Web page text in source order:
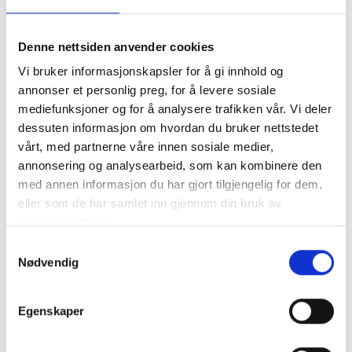
Denne nettsiden anvender cookies
Vi bruker informasjonskapsler for å gi innhold og
annonser et personlig preg, for å levere sosiale
mediefunksjoner og for å analysere trafikken vår. Vi deler
dessuten informasjon om hvordan du bruker nettstedet
vårt, med partnerne våre innen sosiale medier,
annonsering og analysearbeid, som kan kombinere den
med annen informasjon du har gjort tilgjengelig for dem,
eller som de har samlet inn gjennom din bruk av
Nødvendig
Egenskaper